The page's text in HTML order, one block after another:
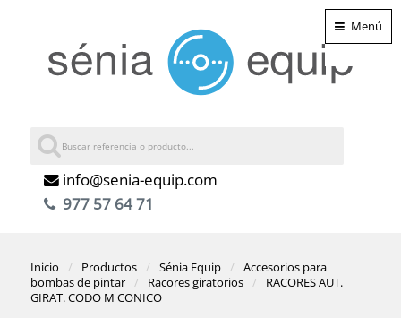
info@senia-equip.com
977 57 64 71
Inicio Productos Sénia Equip
Accesorios para
bombas de pintar
Racores giratorios
RACORES AUT.
GIRAT. CODO M CONICO
Menú